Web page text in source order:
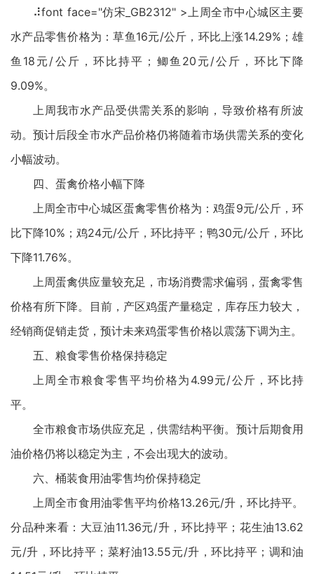
⠼font face="仿宋_GB2312" >上周全市中心城区主要
水产品零售价格为：草鱼16元/公斤，环比上涨14.29%；雄
鱼18元/公斤，环比持平；鲫鱼20元/公斤，环比下降
9.09%。
上周我市水产品受供需关系的影响，导致价格有所波
动。预计后段全市水产品价格仍将随着市场供需关系的变化
小幅波动。
四、蛋禽价格小幅下降
上周全市中心城区蛋禽零售价格为：鸡蛋9元/公斤，环
比下降10%；鸡24元/公斤，环比持平；鸭30元/公斤，环比
下降11.76%。
上周蛋禽供应量较充足，市场消费需求偏弱，蛋禽零售
价格有所下降。目前，产区鸡蛋产量稳定，库存压力较大，
经销商促销走货，预计未来鸡蛋零售价格以震荡下调为主。
五、粮食零售价格保持稳定
上周全市粮食零售平均价格为4.99元/公斤，环比持
平。
全市粮食市场供应充足，供需结构平衡。预计后期食用
油价格仍将以稳定为主，不会出现大的波动。
六、桶装食用油零售均价保持稳定
上周全市食用油零售平均价格13.26元/升，环比持平。
分品种来看：大豆油11.36元/升，环比持平；花生油13.62
元/升，环比持平；菜籽油13.55元/升，环比持平；调和油